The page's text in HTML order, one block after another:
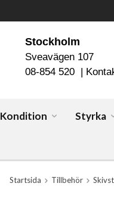
Stockholm
Sveavägen 107
08-854 520 |
Kondition Styrka
Startsida Tillbehör